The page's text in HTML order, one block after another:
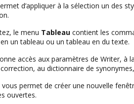
d’appliquer à la sélection un des
le menu Tableau contient les
un tableau ou un tableau en du texte.
accès aux paramètres de Writer, à
correction, au dictionnaire de
vous permet de créer une nouvelle
ouvertes.